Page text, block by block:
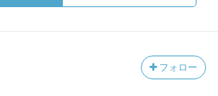
フォロー